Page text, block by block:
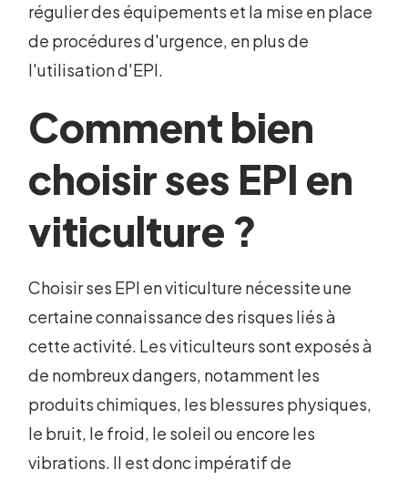
régulier des équipements et la mise en place
de procédures d'urgence, en plus de
l'utilisation d'EPI.
Comment bien
choisir ses EPI en
viticulture ?
Choisir ses EPI en viticulture nécessite une
certaine connaissance des risques liés à
cette activité. Les viticulteurs sont exposés à
de nombreux dangers, notamment les
produits chimiques, les blessures physiques,
le bruit, le froid, le soleil ou encore les
vibrations. Il est donc impératif de